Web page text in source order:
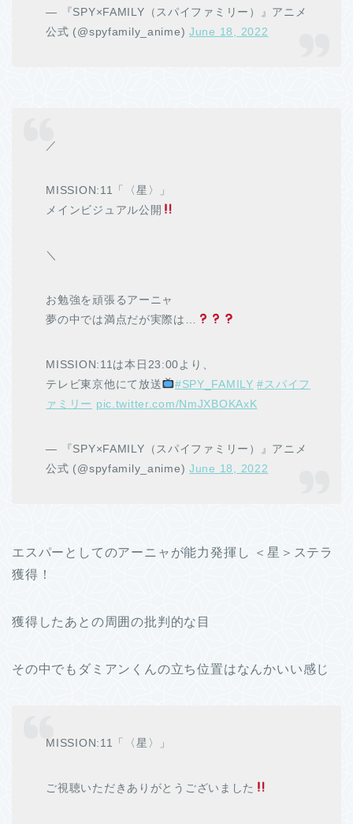
— 『SPY×FAMILY（スパイファミリー）』アニメ
公式 (@spyfamily_anime)June 18, 2022
／
MISSION:11「〈星〉」
メインビジュアル公開
＼
お勉強を頑張るアーニャ
夢の中では満点だが実際は…
MISSION:11は本日23:00より、
テレビ東京他にて放送
#SPY_FAMILY #スパイフ
ァミリー pic.twitter.com/NmJXBOKAxK
— 『SPY×FAMILY（スパイファミリー）』アニメ
公式 (@spyfamily_anime)June 18, 2022
エスパーとしてのアーニャが能力発揮し ＜星＞ステラ
獲得！
獲得したあとの周囲の批判的な目
その中でもダミアンくんの立ち位置はなんかいい感じ
MISSION:11「〈星〉」
ご視聴いただきありがとうございました